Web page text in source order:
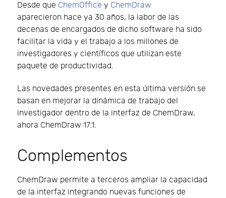
Desde que ChemOffice y ChemDraw
aparecieron hace ya 30 años, la labor de las
decenas de encargados de dicho software ha sido
facilitar la vida y el trabajo a los millones de
investigadores y científicos que utilizan este
paquete de productividad.
Las novedades presentes en esta última versión se
basan en mejorar la dinámica de trabajo del
investigador dentro de la interfaz de ChemDraw,
ahora ChemDraw 17.1.
Complementos
ChemDraw permite a terceros ampliar la capacidad
de la interfaz integrando nuevas funciones de